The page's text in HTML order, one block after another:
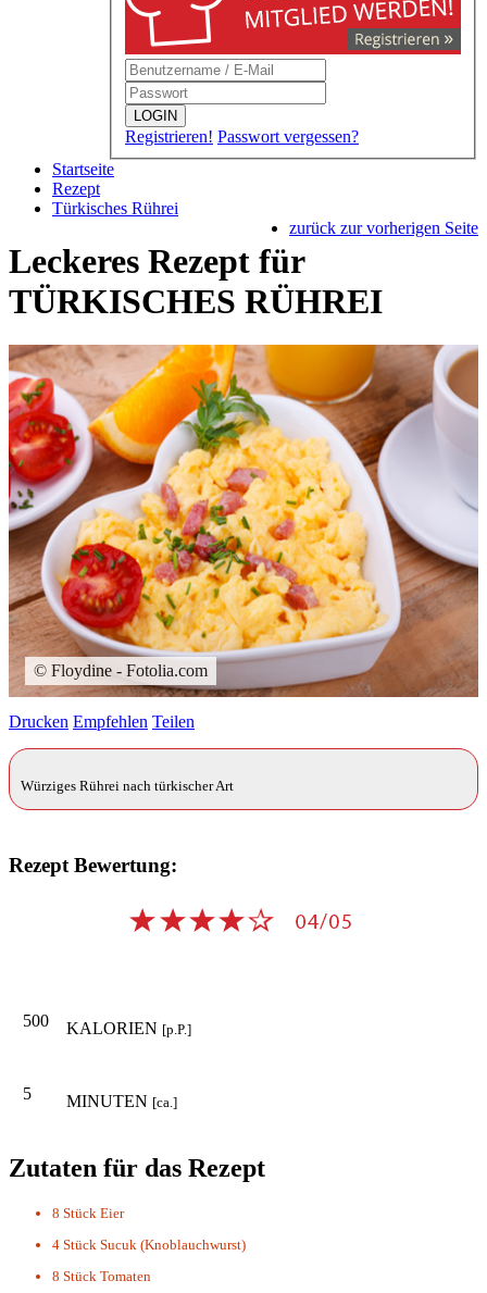
LOGIN
Registrieren! Passwort vergessen?
Startseite
Rezept
Türkisches Rührei
zurück zur vorherigen Seite
Leckeres Rezept für
TÜRKISCHES RÜHREI
© Floydine - Fotolia.com
Drucken Empfehlen Teilen
Würziges Rührei nach türkischer Art
Rezept Bewertung:
500 KALORIEN [p.P.]
5 MINUTEN [ca.]
Zutaten für das Rezept
8 Stück Eier
4 Stück Sucuk (Knoblauchwurst)
8 Stück Tomaten